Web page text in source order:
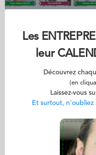
Les
leur
Découvrez
(en
Laissez-vous
Et surtout, n'oubliez